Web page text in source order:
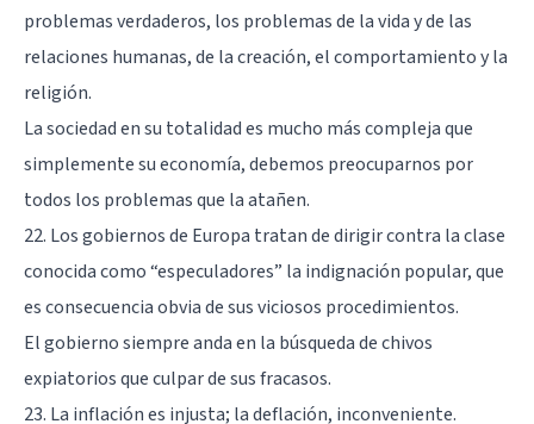
problemas verdaderos, los problemas de la vida y de las
relaciones humanas, de la creación, el comportamiento y la
religión.
La sociedad en su totalidad es mucho más compleja que
simplemente su economía, debemos preocuparnos por
todos los problemas que la atañen.
22. Los gobiernos de Europa tratan de dirigir contra la clase
conocida como “especuladores” la indignación popular, que
es consecuencia obvia de sus viciosos procedimientos.
El gobierno siempre anda en la búsqueda de chivos
expiatorios que culpar de sus fracasos.
23. La inflación es injusta; la deflación, inconveniente.